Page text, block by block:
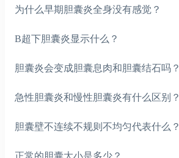
为什么早期胆囊炎全身没有感觉？
B超下胆囊炎显示什么？
胆囊炎会变成胆囊息肉和胆囊结石吗？
急性胆囊炎和慢性胆囊炎有什么区别？
胆囊壁不连续不规则不均匀代表什么？
正常的胆囊大小是多少？